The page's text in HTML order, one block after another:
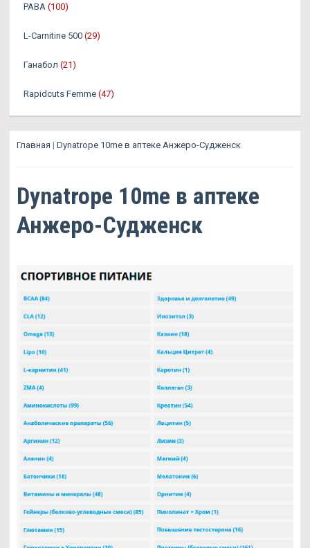
PABA (100)
L-Carnitine 500 (29)
Ганабол (21)
Rapidcuts Femme (47)
Главная | Dynatrope 10me в аптеке Анжеро-Судженск
Dynatrope 10me в аптеке
Анжеро-Судженск